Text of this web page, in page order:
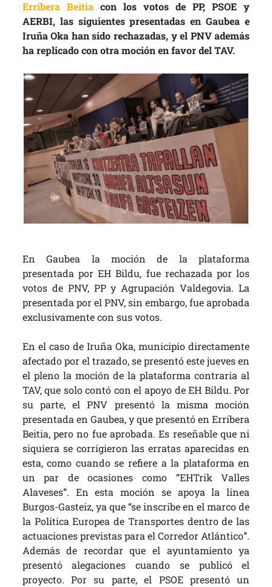
Erribera Beitiacon los votos de PP, PSOE y
AERBI, las siguientes presentadas en Gaubea e
Iruña Oka han sido rechazadas, y el PNV además
ha replicado con otra moción en favor del TAV.
En Gaubea la moción de la plataforma
presentada por EH Bildu, fue rechazada por los
votos de PNV, PP y Agrupación Valdegovia. La
presentada por el PNV, sin embargo, fue aprobada
exclusivamente con sus votos.
En el caso de Iruña Oka, municipio directamente
afectado por el trazado, se presentó este jueves en
el pleno la moción de la plataforma contraria al
TAV, que solo contó con el apoyo de EH Bildu. Por
su parte, el PNV presentó la misma moción
presentada en Gaubea, y que presentó en Erribera
Beitia, pero no fue aprobada. Es reseñable que ni
siquiera se corrigieron las erratas aparecidas en
esta, como cuando se refiere a la plataforma en
un par de ocasiones como “EHTrik Valles
Alaveses”. En esta moción se apoya la línea
Burgos-Gasteiz, ya que “se inscribe en el marco de
la Política Europea de Transportes dentro de las
actuaciones previstas para el Corredor Atlántico”.
Además de recordar que el ayuntamiento ya
presentó alegaciones cuando se publicó el
proyecto. Por su parte, el PSOE presentó un